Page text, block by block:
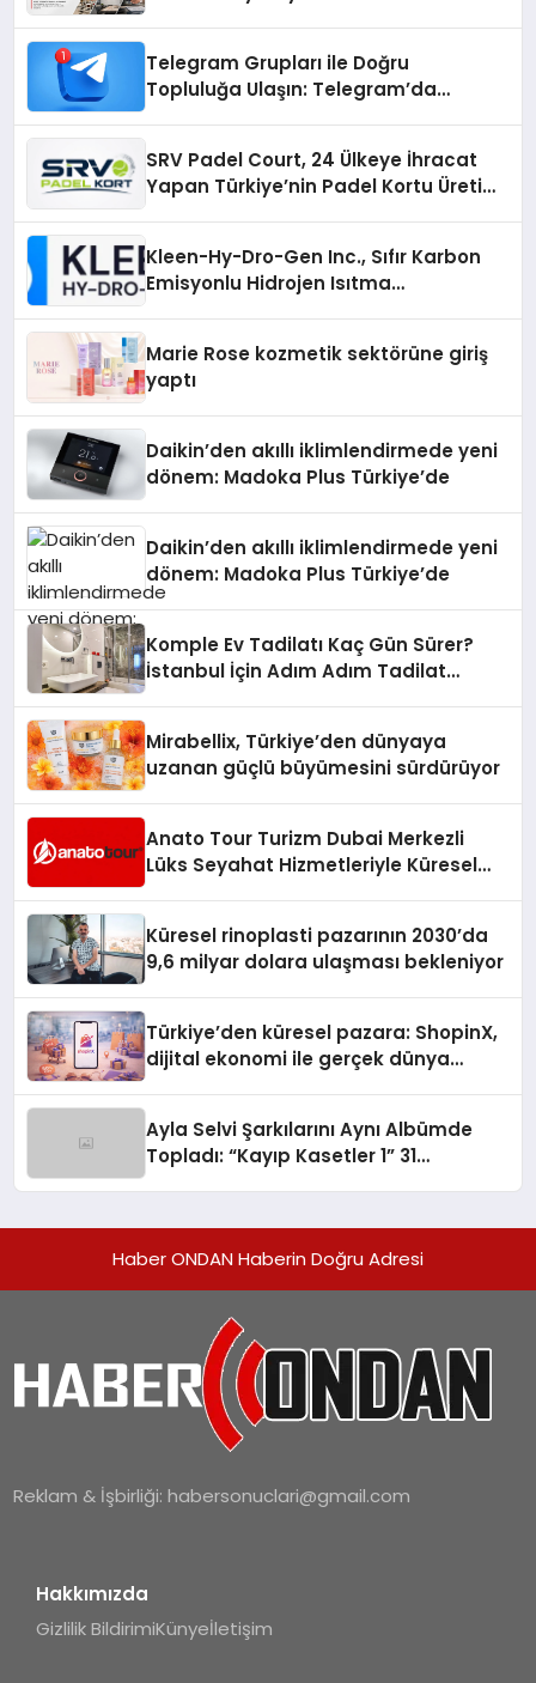
Telegram Grupları ile Doğru
Topluluğa Ulaşın: Telegram’da
SRV Padel Court, 24 Ülkeye İhracat
Yapan Türkiye’nin Padel Kortu Üretim
Kleen-Hy-Dro-Gen Inc., Sıfır Karbon
Emisyonlu Hidrojen Isıtma
Marie Rose kozmetik sektörüne giriş
yaptı
Daikin’den akıllı iklimlendirmede yeni
dönem: Madoka Plus Türkiye’de
Daikin’den akıllı iklimlendirmede yeni
dönem: Madoka Plus Türkiye’de
Komple Ev Tadilatı Kaç Gün Sürer?
İstanbul İçin Adım Adım Tadilat
Mirabellix, Türkiye’den dünyaya
uzanan güçlü büyümesini sürdürüyor
Anato Tour Turizm Dubai Merkezli
Lüks Seyahat Hizmetleriyle Küresel
Küresel rinoplasti pazarının 2030’da
9,6 milyar dolara ulaşması bekleniyor
Türkiye’den küresel pazara: ShopinX,
dijital ekonomi ile gerçek dünya
Ayla Selvi Şarkılarını Aynı Albümde
Topladı: “Kayıp Kasetler 1” 31
Haber ONDAN Haberin Doğru Adresi
Reklam & İşbirliği:habersonuclari@gmail.com
Hakkımızda
Gizlilik BildirimiKünyeİletişim